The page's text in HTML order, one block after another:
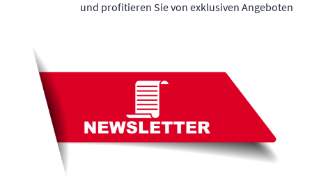
und profitieren Sie von exklusiven Angeboten